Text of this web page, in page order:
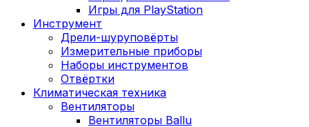
Игры для PlayStation
Инструмент
Дрели-шуруповёрты
Измерительные приборы
Наборы инструментов
Отвёртки
Климатическая техника
Вентиляторы
Вентиляторы Ballu